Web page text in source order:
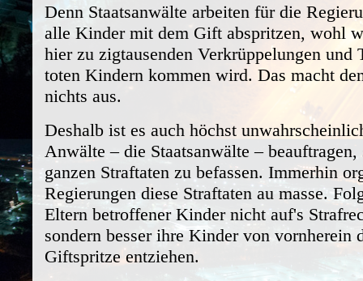
Denn Staatsanwälte arbeiten für die
alle Kinder mit dem Gift abspritzen, wohl
hier zu zigtausenden Verkrüppelungen und
toten Kindern kommen wird. Das macht
nichts aus.
Deshalb ist es auch höchst
Anwälte – die Staatsanwälte –
ganzen Straftaten zu befassen. Immerhin
Regierungen diese Straftaten au masse.
Eltern betroffener Kinder nicht auf's
sondern besser ihre Kinder von vornherein
Giftspritze entziehen.